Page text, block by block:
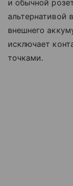
и обычной
альтернативой
внешнего
исключает
точками.